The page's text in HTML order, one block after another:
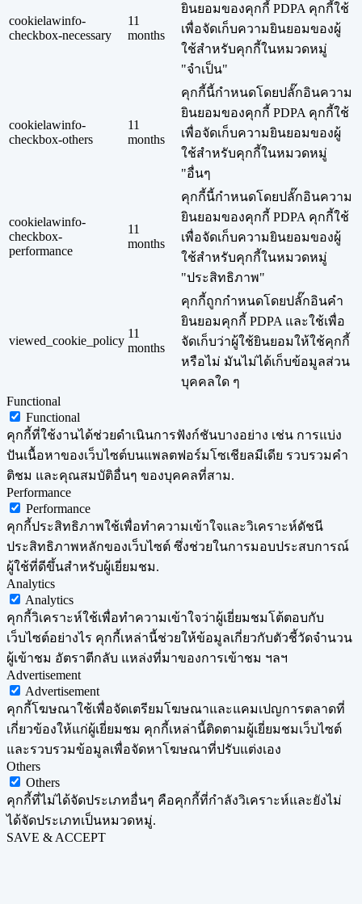
cookielawinfo-
checkbox-necessary
11
months
ยินยอมของคุกกี้ PDPA คุกกี้ใช้
เพื่อจัดเก็บความยินยอมของผู้
ใช้สำหรับคุกกี้ในหมวดหมู่
"จำเป็น"
cookielawinfo-
checkbox-others
11
months
คุกกี้นี้กำหนดโดยปลั๊กอินความ
ยินยอมของคุกกี้ PDPA คุกกี้ใช้
เพื่อจัดเก็บความยินยอมของผู้
ใช้สำหรับคุกกี้ในหมวดหมู่
"อื่นๆ
cookielawinfo-
checkbox-
performance
11
months
คุกกี้นี้กำหนดโดยปลั๊กอินความ
ยินยอมของคุกกี้ PDPA คุกกี้ใช้
เพื่อจัดเก็บความยินยอมของผู้
ใช้สำหรับคุกกี้ในหมวดหมู่
"ประสิทธิภาพ"
viewed_cookie_policy
11
months
คุกกี้ถูกกำหนดโดยปลั๊กอินคำ
ยินยอมคุกกี้ PDPA และใช้เพื่อ
จัดเก็บว่าผู้ใช้ยินยอมให้ใช้คุกกี้
หรือไม่ มันไม่ได้เก็บข้อมูลส่วน
บุคคลใด ๆ
Functional
Functional
คุกกี้ที่ใช้งานได้ช่วยดำเนินการฟังก์ชันบางอย่าง เช่น การแบ่ง
ปันเนื้อหาของเว็บไซต์บนแพลตฟอร์มโซเชียลมีเดีย รวบรวมคำ
ติชม และคุณสมบัติอื่นๆ ของบุคคลที่สาม.
Performance
Performance
คุกกี้ประสิทธิภาพใช้เพื่อทำความเข้าใจและวิเคราะห์ดัชนี
ประสิทธิภาพหลักของเว็บไซต์ ซึ่งช่วยในการมอบประสบการณ์
ผู้ใช้ที่ดีขึ้นสำหรับผู้เยี่ยมชม.
Analytics
Analytics
คุกกี้วิเคราะห์ใช้เพื่อทำความเข้าใจว่าผู้เยี่ยมชมโต้ตอบกับ
เว็บไซต์อย่างไร คุกกี้เหล่านี้ช่วยให้ข้อมูลเกี่ยวกับตัวชี้วัดจำนวน
ผู้เข้าชม อัตราตีกลับ แหล่งที่มาของการเข้าชม ฯลฯ
Advertisement
Advertisement
คุกกี้โฆษณาใช้เพื่อจัดเตรียมโฆษณาและแคมเปญการตลาดที่
เกี่ยวข้องให้แก่ผู้เยี่ยมชม คุกกี้เหล่านี้ติดตามผู้เยี่ยมชมเว็บไซต์
และรวบรวมข้อมูลเพื่อจัดหาโฆษณาที่ปรับแต่งเอง
Others
Others
คุกกี้ที่ไม่ได้จัดประเภทอื่นๆ คือคุกกี้ที่กำลังวิเคราะห์และยังไม่
ได้จัดประเภทเป็นหมวดหมู่.
SAVE & ACCEPT